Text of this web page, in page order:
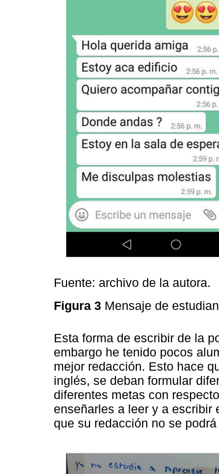
Fuente: archivo de la autora.
Figura 3 Mensaje de
Esta forma de escribir de la
embargo he tenido pocos
mejor redacción. Esto hace
inglés, se deban formular
diferentes metas con
enseñarles a leer y a escribir
que su redacción no se